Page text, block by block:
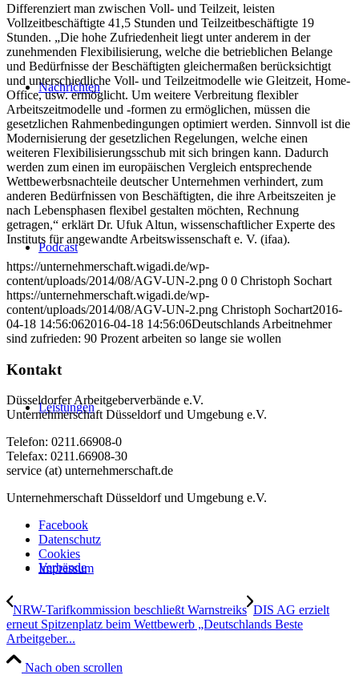
Nachrichten
Podcast
Leistungen
Verbände
Differenziert man zwischen Voll- und Teilzeit, leisten
Vollzeitbeschäftigte 41,5 Stunden und Teilzeitbeschäftigte 19
Stunden. „Die hohe Zufriedenheit liegt unter anderem in der
zunehmenden Flexibilisierung, welche die betrieblichen Belange
und Bedürfnisse der Beschäftigten gleichermaßen berücksichtigt
und unterschiedliche Voll- und Teilzeitmodelle wie Gleitzeit, Home-
Office, usw. ermöglicht. Um weitere Verbreitung flexibler
Arbeitszeitmodelle und -formen zu ermöglichen, müssen die
gesetzlichen Rahmenbedingungen optimiert werden. Sinnvoll ist die
Modernisierung der gesetzlichen Regelungen, welche einen
weiteren Flexibilisierungsschub mit sich bringen kann. Dadurch
werden zum einen im europäischen Vergleich entsprechende
Wettbewerbsnachteile deutscher Unternehmen verhindert, zum
anderen Bedürfnissen von Beschäftigten, die ihre Arbeitszeiten je
nach Lebensphasen flexibel gestalten möchten, Rechnung
getragen,“ erklärt Dr. Ufuk Altun, wissenschaftlicher Experte des
Instituts für angewandte Arbeitswissenschaft e. V. (ifaa).
https://unternehmerschaft.wigadi.de/wp-
content/uploads/2014/08/AGV-UN-2.png 0 0 Christoph Sochart
https://unternehmerschaft.wigadi.de/wp-
content/uploads/2014/08/AGV-UN-2.png Christoph Sochart2016-
04-18 14:56:062016-04-18 14:56:06Deutschlands Arbeitnehmer
sind zufrieden: 90 Prozent arbeiten so lange sie wollen
Kontakt
Düsseldorfer Arbeitgeberverbände e.V.
Unternehmerschaft Düsseldorf und Umgebung e.V.
Telefon: 0211.66908-0
Telefax: 0211.66908-30
service (at) unternehmerschaft.de
Unternehmerschaft Düsseldorf und Umgebung e.V.
Facebook
Datenschutz
Cookies
Impressum
NRW-Tarifkommission beschließt Warnstreiks DIS AG erzielt
erneut Spitzenplatz beim Wettbewerb „Deutschlands Beste
Arbeitgeber...
Nach oben scrollen